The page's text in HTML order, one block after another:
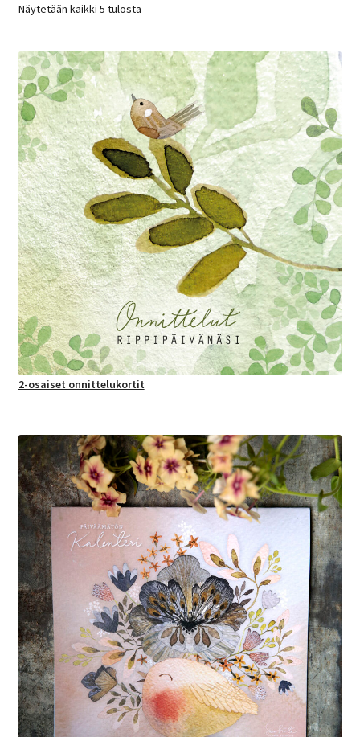
Näytetään kaikki 5 tulostaSorted
2-osaiset onnittelukortit